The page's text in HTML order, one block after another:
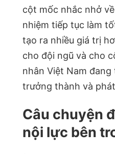
cột mốc nhắc nhở
nhiệm tiếp tục làm
tạo ra nhiều giá trị
cho đội ngũ và cho
nhân Việt Nam
trưởng thành và
Câu chuyện
nội lực bên